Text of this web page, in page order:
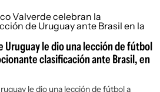
Uruguay le dio una lección de fútbol
clasificación ante Brasil, en
le dio una lección de fútbol a